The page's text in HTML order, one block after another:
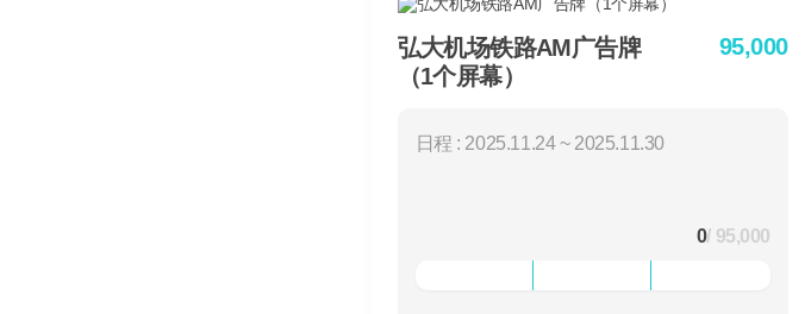
弘大机场铁路AM广告牌
（1个屏幕）
95,000
日程 : 2025.11.24 ~ 2025.11.30
0/ 95,000